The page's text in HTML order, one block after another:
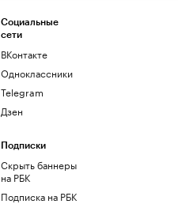
Социальные
сети
ВКонтакте
Одноклассники
Telegram
Дзен
Подписки
Скрыть баннеры
на РБК
Подписка на РБК